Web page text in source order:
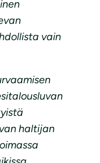
vain
haltijan